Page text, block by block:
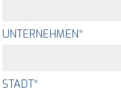
UNTERNEHMEN*
STADT*